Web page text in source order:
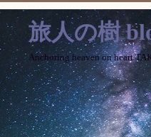
旅人の樹
Anchoring heaven on heart